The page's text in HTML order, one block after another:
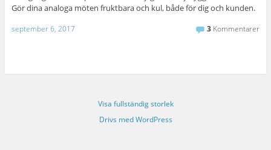
Gör dina analoga möten fruktbara och kul, både för dig och kunden.
september 6, 2017 3 Kommentarer
Visa fullständig storlek
Drivs med WordPress